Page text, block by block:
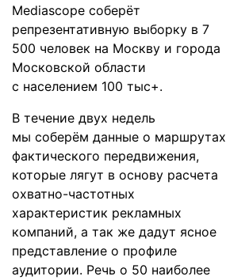
Mediascope соберёт
репрезентативную выборку в 7
500 человек на Москву и города
Московской области
с населением 100 тыс+.
В течение двух недель
мы соберём данные о маршрутах
фактического передвижения,
которые лягут в основу расчета
охватно-частотных
характеристик рекламных
компаний, а так же дадут ясное
представление о профиле
аудитории. Речь о 50 наиболее